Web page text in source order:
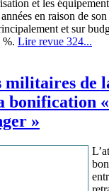
et les
en raison de
et sur
%. Lire revue 324...
militaires de
bonification
»